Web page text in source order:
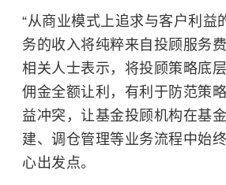
“从商业模式上追求与客户利益
务的收入将纯粹来自投顾服务
相关人士表示，将投顾策略底
佣金全额让利，有利于防范策
益冲突，让基金投顾机构在基
建、调仓管理等业务流程中始
心出发点。